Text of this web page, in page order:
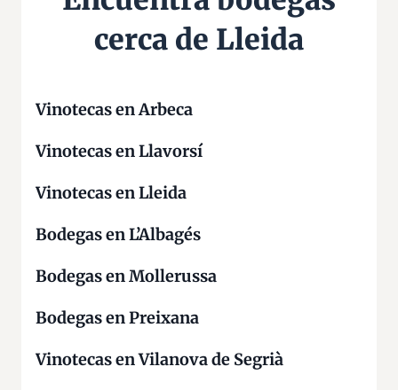
cerca de Lleida
Vinotecas en Arbeca
Vinotecas en Llavorsí
Vinotecas en Lleida
Bodegas en L’Albagés
Bodegas en Mollerussa
Bodegas en Preixana
Vinotecas en Vilanova de Segrià